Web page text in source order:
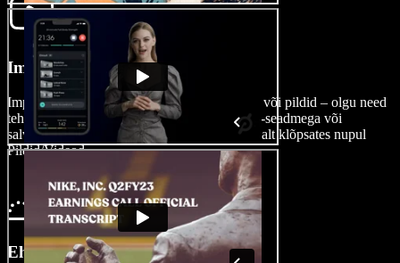
Impordi oma film
Impordi hõlpsalt oma videoklipid, heliefektid või pildid – olgu need
tehtud iPhone’i, Androidi või mõne muu iOS-seadmega või
salvestatud Windowsi või Maci arvutis – lihtsalt klõpsates nupul
Pildid/Videod.
Ehita oma film